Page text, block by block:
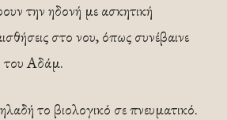
την ηδονή με ασκητική
στο νου, όπως συνέβαινε
του Αδάμ.
το βιολογικό σε πνευματικό.